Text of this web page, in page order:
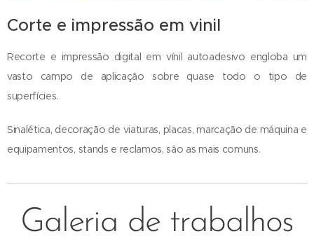
Corte e impressão em vinil
Recorte e impressão digital em vínil autoadesivo engloba um
vasto campo de aplicação sobre quase todo o tipo de
superfícies.
Sinalética, decoração de viaturas, placas, marcação de máquina e
equipamentos, stands e reclamos, são as mais comuns.
Galeria de trabalhos